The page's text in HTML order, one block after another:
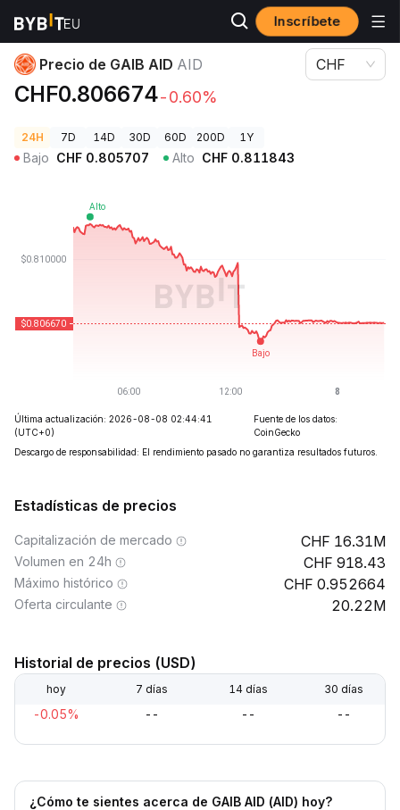
Inscríbete
Precios de Criptomonedas Precio de GAIB AID AID
Precio de GAIB AID AID
CHF0.806674-0.60%
CHF
24H 7D 14D 30D 60D 200D 1Y
Bajo CHF 0.805707 Alto CHF 0.811843
Última actualización: 2026-08-08 02:44:41
(UTC+0)
Fuente de los datos:
CoinGecko
Descargo de responsabilidad: El rendimiento pasado no garantiza resultados futuros.
Estadísticas de precios
Capitalización de mercado 16.31M
Volumen en 24h 918.43
Máximo histórico 0.952664
Oferta circulante 20.22M
Historial de precios (USD)
hoy 7 días 14 días 30 días
-0.05% -- -- --
¿Cómo te sientes acerca de GAIB AID (AID) hoy?